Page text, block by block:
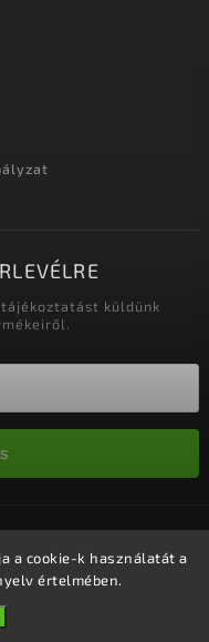
a cookie-k használatát a
értelmében.
küldünk